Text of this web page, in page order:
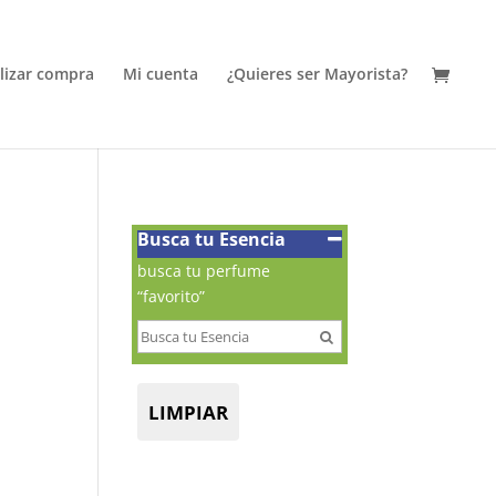
compra Mi cuenta ¿Quieres ser Mayorista?
Busca tu Esencia
busca tu perfume
“favorito”
LIMPIAR